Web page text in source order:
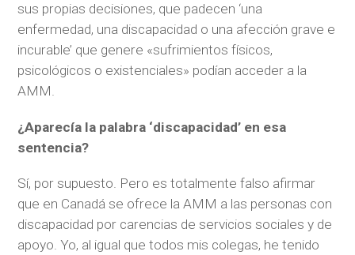
sus propias decisiones, que padecen ‘una
enfermedad, una discapacidad o una afección grave e
incurable’ que genere «sufrimientos físicos,
psicológicos o existenciales» podían acceder a la
AMM.
¿Aparecía la palabra ‘discapacidad’ en esa
sentencia?
Sí, por supuesto. Pero es totalmente falso afirmar
que en Canadá se ofrece la AMM a las personas con
discapacidad por carencias de servicios sociales y de
apoyo. Yo, al igual que todos mis colegas, he tenido